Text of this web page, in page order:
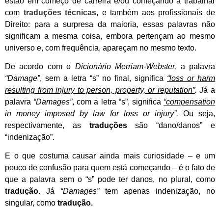
com traduções técnicas, e também aos profissionais de
Direito: para a surpresa da maioria, essas palavras não
significam a mesma coisa, embora pertençam ao mesmo
universo e, com frequência, apareçam no mesmo texto.
De acordo com o DicionárioMerriam-Webster, a palavra
“Damage”, sem a letra “s” no final, significa “loss or harm
resulting from injury to person, property, or reputation”.Já a
palavra “Damages”, com a letra “s”, significa “compensation
in money imposed by law for loss or injury”. Ou seja,
respectivamente, as traduçõessão “dano/danos” e
“indenização”.
E o que costuma causar ainda mais curiosidade – e um
pouco de confusão para quem está começando – é o fato de
que a palavra sem o “s” pode ter danos, no plural, como
tradução. Já “Damages” tem apenas indenização, no
singular, como tradução.